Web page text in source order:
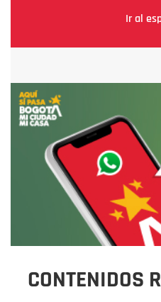
Ir al
CONTENIDOS